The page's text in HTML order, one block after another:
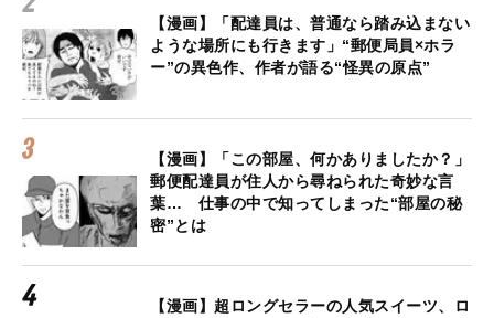
【漫画】「配達員は、普通なら踏み込まない
ような場所にも行きます」“郵便局員×ホラ
ー”の異色作、作者が語る“怪異の原点”
【漫画】「この部屋、何かありましたか？」
郵便配達員が住人から尋ねられた奇妙な言
葉… 仕事の中で知ってしまった“部屋の秘
密”とは
【漫画】超ロングセラーの人気スイーツ、ロ